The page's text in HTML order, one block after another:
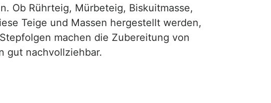
Ob Rührteig, Mürbeteig, Biskuitmasse,
Teige und Massen hergestellt werden,
machen die Zubereitung von
gut nachvollziehbar.